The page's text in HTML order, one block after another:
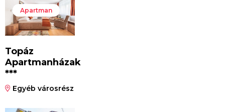
Apartman
Topáz
Apartmanházak
***
Egyéb városrész